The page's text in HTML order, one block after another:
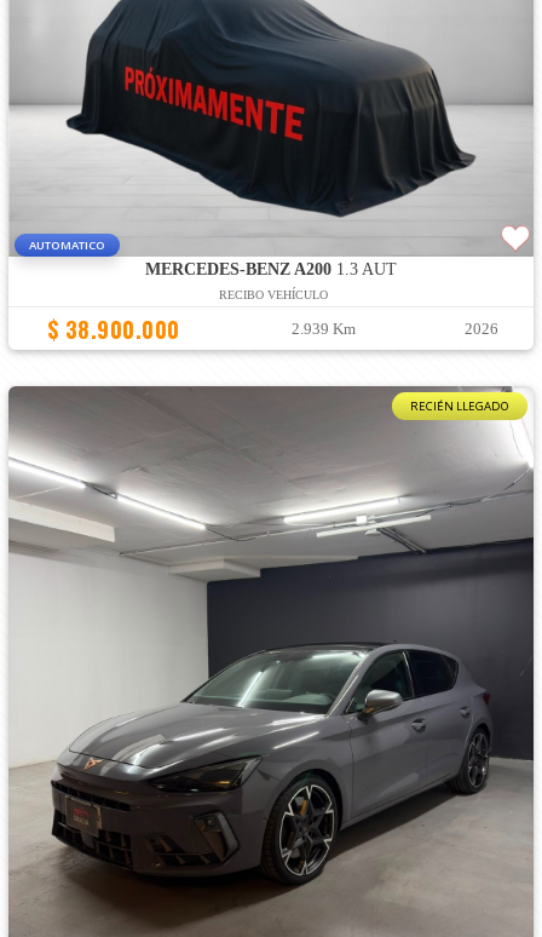
AUTOMATICO
MERCEDES-BENZ A2001.3 AUT
RECIBO VEHÍCULO
$ 38.900.000 2.939 Km 2026
RECIÉN LLEGADO